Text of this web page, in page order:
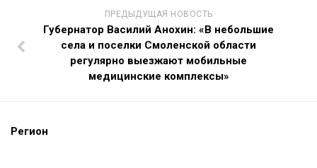
ПРЕДЫДУЩАЯ НОВОСТЬ
Губернатор Василий Анохин: «В небольшие
села и поселки Смоленской области
регулярно выезжают мобильные
медицинские комплексы»
Регион